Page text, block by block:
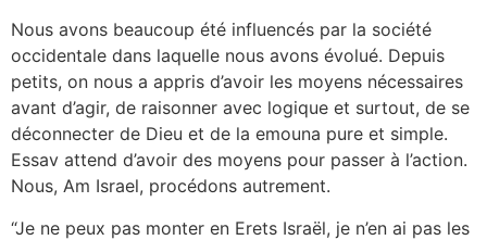
Nous avons beaucoup été influencés par la société
occidentale dans laquelle nous avons évolué. Depuis
petits, on nous a appris d’avoir les moyens nécessaires
avant d’agir, de raisonner avec logique et surtout, de se
déconnecter de Dieu et de la emouna pure et simple.
Essav attend d’avoir des moyens pour passer à l’action.
Nous, Am Israel, procédons autrement.
“Je ne peux pas monter en Erets Israël, je n’en ai pas les